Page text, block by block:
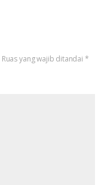
Ruas yang wajib ditandai *